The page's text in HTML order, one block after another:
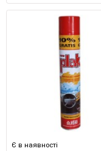
Є в наявності